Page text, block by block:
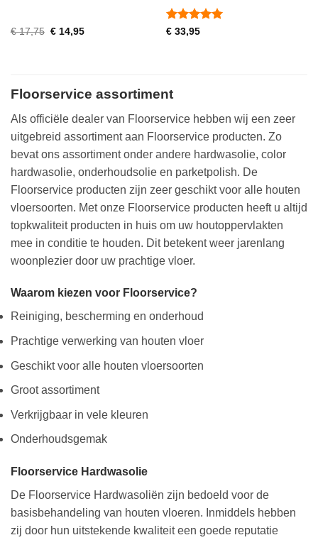
€17,75 Oorspronkelijke
€14,95Huidige
Gewaardeerd
€33,95
Floorservice assortiment
Als officiële dealer van Floorservice hebben wij een zeer
uitgebreid assortiment aan Floorservice producten. Zo
bevat ons assortiment onder andere hardwasolie, color
hardwasolie, onderhoudsolie en parketpolish. De
Floorservice producten zijn zeer geschikt voor alle houten
vloersoorten. Met onze Floorservice producten heeft u altijd
topkwaliteit producten in huis om uw houtoppervlakten
mee in conditie te houden. Dit betekent weer jarenlang
woonplezier door uw prachtige vloer.
Waarom kiezen voor Floorservice?
Reiniging, bescherming en onderhoud
Prachtige verwerking van houten vloer
Geschikt voor alle houten vloersoorten
Groot assortiment
Verkrijgbaar in vele kleuren
Onderhoudsgemak
Floorservice Hardwasolie
De Floorservice Hardwasoliën zijn bedoeld voor de
basisbehandeling van houten vloeren. Inmiddels hebben
zij door hun uitstekende kwaliteit een goede reputatie